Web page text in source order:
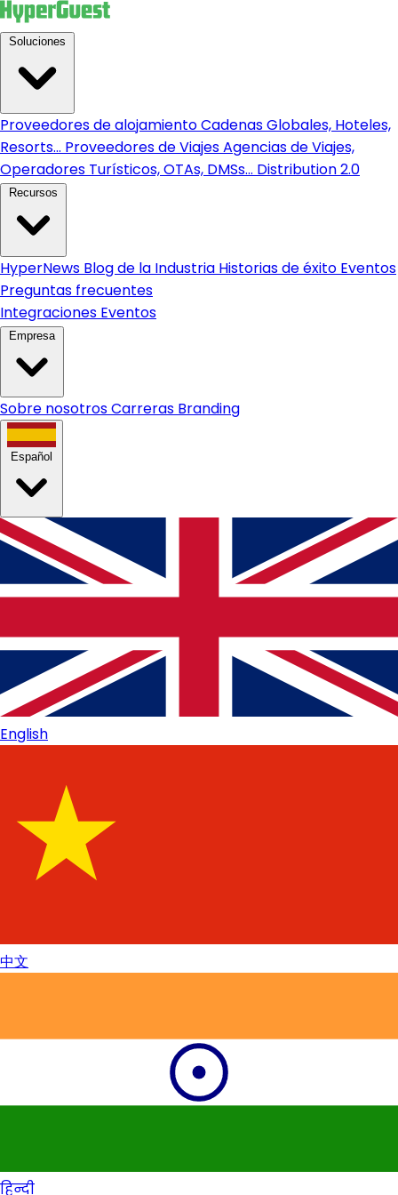
Proveedores de alojamientoCadenas Globales, Hoteles,
Resorts... Proveedores de ViajesAgencias de Viajes,
Operadores Turísticos, OTAs, DMSs... Distribution 2.0
HyperNews Blog de la Industria Historias de éxito Eventos
Preguntas frecuentes
Integraciones Eventos
Empresa
Sobre nosotrosCarreras Branding
Español
English
中文
हिन्दी